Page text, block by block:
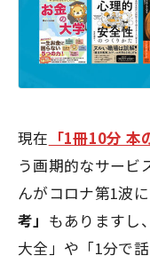
現在 「1冊10分
う画期的なサービ
んがコロナ第1波
考」 もありますし
大全」や「1分で